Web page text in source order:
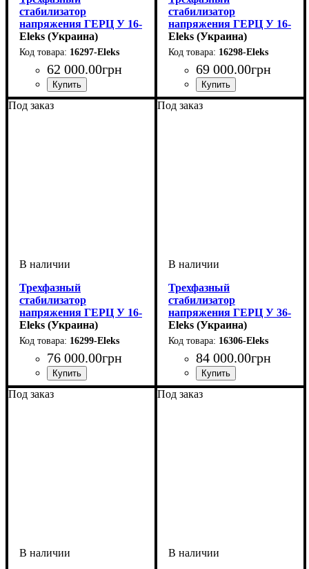
стабилизатор
напряжения ГЕРЦ У 16-
3/25 v3.0
Eleks (Украина)
16297-Eleks
62 000.00грн
Количество фаз:
трехфазный
Мощность: 16.5 кВт
Вес, кг: 75
стабилизатор
напряжения ГЕРЦ У 16-
3/32 v3.0
Eleks (Украина)
16298-Eleks
69 000.00грн
Количество фаз:
трехфазный
Мощность: 22кВт
Вес, кг: 75
Серия: Герц v3.0
Под заказ
Трехфазный
стабилизатор
напряжения ГЕРЦ У 16-
3/40 v3.0
Eleks (Украина)
16299-Eleks
76 000.00грн
Количество фаз:
трехфазный
Мощность: 27кВт
Вес, кг: 77
Серия: Герц v3.0
Под заказ
Трехфазный
стабилизатор
напряжения ГЕРЦ У 36-
3/25 v3.0
Eleks (Украина)
16306-Eleks
84 000.00грн
Количество фаз:
трехфазный
Мощность: 16.5 кВт
Вес, кг: 75
Серия: Герц v3.0
Под заказ Под заказ